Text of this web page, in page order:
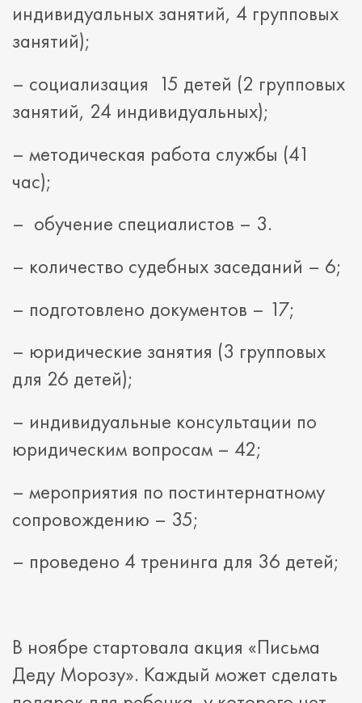
индивидуальных занятий, 4 групповых
занятий);
– социализация 15 детей (2 групповых
занятий, 24 индивидуальных);
– методическая работа службы (41
час);
– обучение специалистов – 3.
– количество судебных заседаний – 6;
– подготовлено документов – 17;
– юридические занятия (3 групповых
для 26 детей);
– индивидуальные консультации по
юридическим вопросам – 42;
– мероприятия по постинтернатному
сопровождению – 35;
– проведено 4 тренинга для 36 детей;
В ноябре стартовала акция «Письма
Деду Морозу». Каждый может сделать